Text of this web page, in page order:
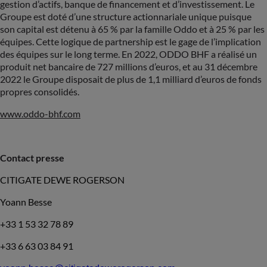
gestion d’actifs, banque de financement et d’investissement. Le
Groupe est doté d’une structure actionnariale unique puisque
son capital est détenu à 65 % par la famille Oddo et à 25 % par les
équipes. Cette logique de partnership est le gage de l’implication
des équipes sur le long terme. En 2022, ODDO BHF a réalisé un
produit net bancaire de 727 millions d’euros, et au 31 décembre
2022 le Groupe disposait de plus de 1,1 milliard d’euros de fonds
propres consolidés.
www.oddo-bhf.com
Contact presse
CITIGATE DEWE ROGERSON
Yoann Besse
+33 1 53 32 78 89
+33 6 63 03 84 91